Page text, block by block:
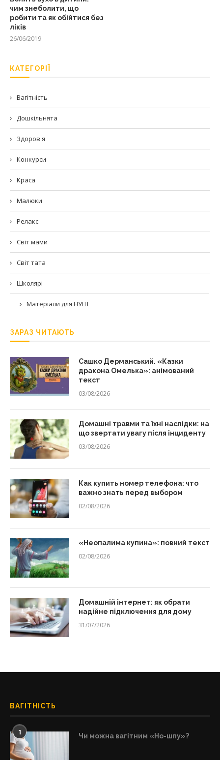
чим знеболити, що
робити та як обійтися без
ліків
26/06/2019
КАТЕГОРІЇ
Вагітність
Дошкільнята
Здоров'я
Конкурси
Краса
Малюки
Релакс
Світ мами
Світ тата
Школярі
Матеріали для НУШ
ЗАРАЗ ЧИТАЮТЬ
Сашко Дерманський. «Казки
дракона Омелька»: анімований
текст
03/08/2026
Домашні травми та їхні наслідки: на
що звертати увагу після інциденту
03/08/2026
Как купить номер телефона: что
важно знать перед выбором
02/08/2026
«Неопалима купина»: повний текст
02/08/2026
Домашній інтернет: як обрати
надійне підключення для дому
31/07/2026
ВАГІТНІСТЬ
1 Чи можна вагітним «Но-шпу»?